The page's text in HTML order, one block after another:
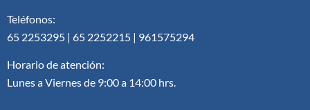
Teléfonos:
65 2253295 | 65 2252215 | 961575294
Horario de atención:
Lunes a Viernes de 9:00 a 14:00 hrs.